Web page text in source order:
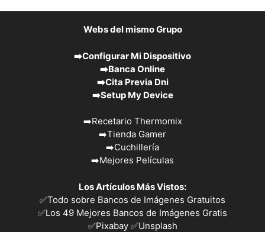
Webs del mismo Grupo
➡️Configurar Mi Dispositivo
➡️Banca Online
➡️Cita Previa Dni
➡️Setup My Device
➡️Recetario Thermomix
➡️Tienda Gamer
➡️Cuchillería
➡️Mejores Películas
Los Artículos Más Vistos:
✅Todo sobre Bancos de Imágenes Gratuitos
✅Los 49 Mejores Bancos de Imágenes Gratis
✅Pixabay ✅Unsplash